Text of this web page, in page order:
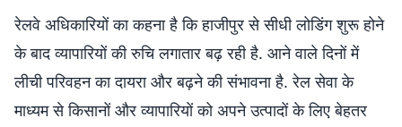
रेलवे अधिकारियों का कहना है कि हाजीपुर से सीधी लोडिंग शुरू होने
के बाद व्यापारियों की रुचि लगातार बढ़ रही है. आने वाले दिनों में
लीची परिवहन का दायरा और बढ़ने की संभावना है. रेल सेवा के
माध्यम से किसानों और व्यापारियों को अपने उत्पादों के लिए बेहतर